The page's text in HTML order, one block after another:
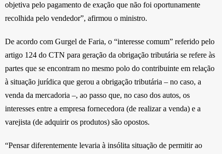
objetiva pelo pagamento de exação que não foi oportunamente
recolhida pelo vendedor”, afirmou o ministro.
De acordo com Gurgel de Faria, o “interesse comum” referido pelo
artigo 124 do CTN para geração da obrigação tributária se refere às
partes que se encontram no mesmo polo do contribuinte em relação
à situação jurídica que gerou a obrigação tributária – no caso, a
venda da mercadoria –, ao passo que, no caso dos autos, os
interesses entre a empresa fornecedora (de realizar a venda) e a
varejista (de adquirir os produtos) são opostos.
“Pensar diferentemente levaria à insólita situação de permitir ao